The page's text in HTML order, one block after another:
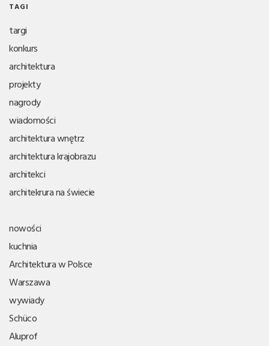
TAGI
targi
konkurs
architektura
projekty
nagrody
wiadomości
architektura wnętrz
architektura krajobrazu
architekci
architekrura na świecie
nowości
kuchnia
Architektura w Polsce
Warszawa
wywiady
Schüco
Aluprof